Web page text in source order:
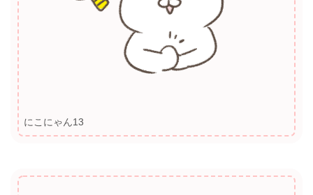
にこにゃん13